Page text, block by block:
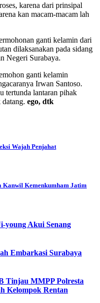
karena dari prinsipal
kan macam-macam lah
ganti kelamin dari
dilaksanakan pada sidang
Negeri Surabaya.
ganti kelamin
Irwan Santoso.
tertunda lantaran pihak
ego, dtk
Wajah Penjahat
Kanwil Kemenkumham Jatim
young Akui Senang
Embarkasi Surabaya
Tinjau MMPP Polresta
Kelompok Rentan